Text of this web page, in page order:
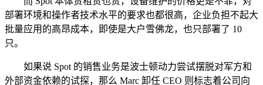
部署环境和操作者技术水平的要求也都很高，企业负担不起大
批量应用的高昂成本，即使是大户雪佛龙，也只部署了 10
只。
如果说 Spot 的销售业务是波士顿动力尝试摆脱对军方和
外部资金依赖的试探，那么 Marc 卸任 CEO 则标志着公司向